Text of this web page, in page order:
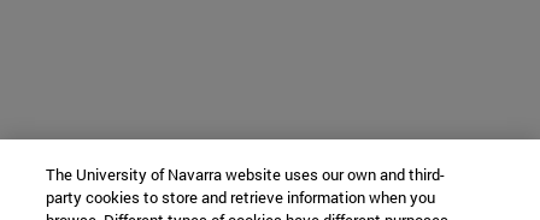
The University of Navarra website uses our own and third-
party cookies to store and retrieve information when you